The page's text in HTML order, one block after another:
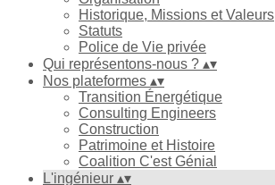
Historique, Missions et Valeurs
Statuts
Police de Vie privée
Qui représentons-nous ? ▴▾
Nos plateformes ▴▾
Transition Énergétique
Consulting Engineers
Construction
Patrimoine et Histoire
Coalition C'est Génial
L'ingénieur ▴▾